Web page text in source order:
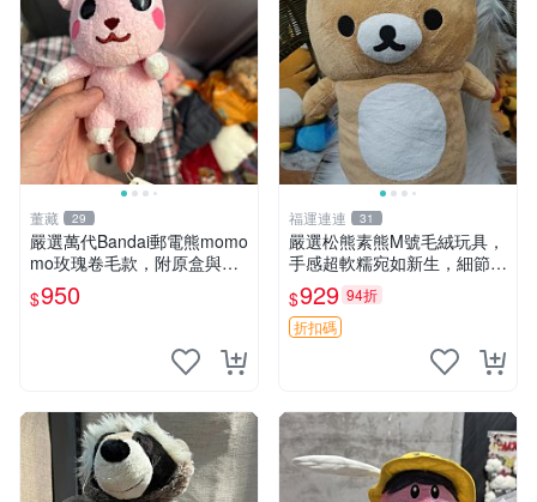
董藏 29
嚴選萬代Bandai郵電熊momo
mo玫瑰卷毛款，附原盒與吊
牌，粉嫩可愛入手即柔軟～
玫瑰卷毛 郵電熊 正品
$950
福運連連 31
嚴選松熊素熊M號毛絨玩具，
手感超軟糯宛如新生，細節精
緻完美無瑕，推薦送禮或珍
藏，中古狀態保養得宜。 松
熊 素熊 毛絨doll
$929 94折
折扣碼